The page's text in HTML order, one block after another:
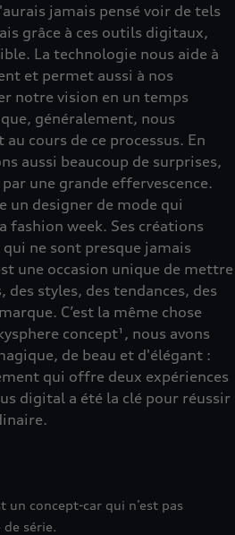
jamais pensé voir de tels
grâce à ces outils digitaux,
La technologie nous aide à
et permet aussi à nos
notre vision en un temps
généralement, nous
cours de ce processus. En
aussi beaucoup de surprises,
une grande effervescence.
un designer de mode qui
fashion week. Ses créations
ne sont presque jamais
une occasion unique de mettre
des styles, des tendances, des
C’est la même chose
concept¹, nous avons
de beau et d'élégant :
qui offre deux expériences
digital a été la clé pour réussir
un concept-car qui n’est pas
série.